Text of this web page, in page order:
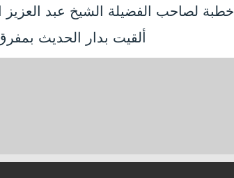
خطبة لصاحب الفضيلة الشيخ عبد العزيز
ألقيت بدار الحديث